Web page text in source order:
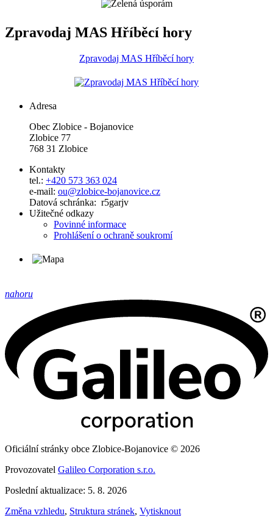
Zpravodaj MAS Hříběcí hory
Zpravodaj MAS Hříběcí hory
Adresa
Obec Zlobice - Bojanovice
Zlobice 77
768 31 Zlobice
Kontakty
tel.: +420 573 363 024
e-mail: ou@zlobice-bojanovice.cz
Datová schránka: r5garjv
Užitečné odkazy
Povinné informace
Prohlášení o ochraně soukromí
nahoru
Oficiální stránky obce Zlobice-Bojanovice © 2026
Provozovatel Galileo Corporation s.r.o.
Poslední aktualizace: 5. 8. 2026
Změna vzhledu, Struktura stránek, Vytisknout